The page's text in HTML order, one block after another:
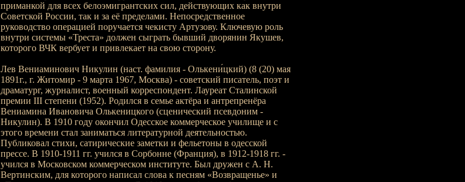
приманкой для всех белоэмигрантских сил, действующих как внутри
Советской России, так и за её пределами. Непосредственное
руководство операцией поручается чекисту Артузову. Ключевую роль
внутри системы «Треста» должен сыграть бывший дворянин Якушев,
которого ВЧК вербует и привлекает на свою сторону.
Лев Вениаминович Никулин (наст. фамилия - Олькени́цкий) (8 (20) мая
1891г., г. Житомир - 9 марта 1967, Москва) - советский писатель, поэт и
драматург, журналист, военный корреспондент. Лауреат Сталинской
премии III степени (1952). Родился в семье актёра и антрепренёра
Вениамина Ивановича Олькеницкого (сценический псевдоним -
Никулин). В 1910 году окончил Одесское коммерческое училище и с
этого времени стал заниматься литературной деятельностью.
Публиковал стихи, сатирические заметки и фельетоны в одесской
прессе. В 1910-1911 гг. учился в Сорбонне (Франция), в 1912-1918 гг. -
учился в Московском коммерческом институте. Был дружен с А. Н.
Вертинским, для которого написал слова к песням «Возвращенье» и